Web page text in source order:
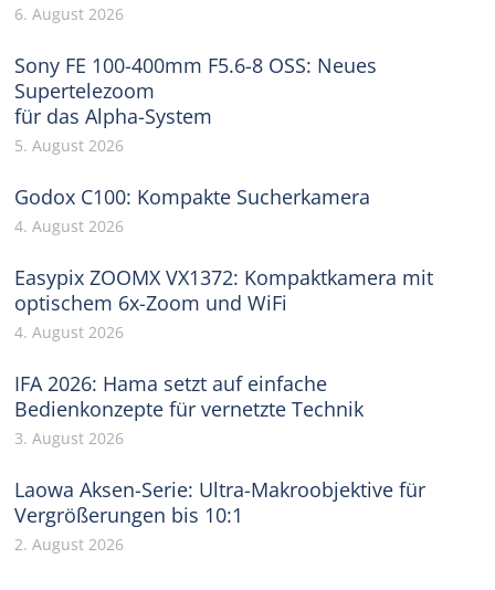
6. August 2026
Sony FE 100-400mm F5.6-8 OSS: Neues
Supertelezoom
für das Alpha-System
5. August 2026
Godox C100: Kompakte Sucherkamera
4. August 2026
Easypix ZOOMX VX1372: Kompaktkamera mit
optischem 6x-Zoom und WiFi
4. August 2026
IFA 2026: Hama setzt auf einfache
Bedienkonzepte für vernetzte Technik
3. August 2026
Laowa Aksen-Serie: Ultra-Makroobjektive für
Vergrößerungen bis 10:1
2. August 2026